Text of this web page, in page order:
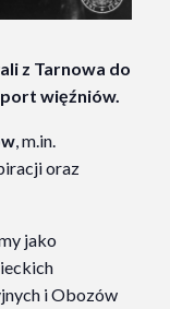
z Tarnowa do
więźniów.
, m.in.
oraz
jako
i Obozów